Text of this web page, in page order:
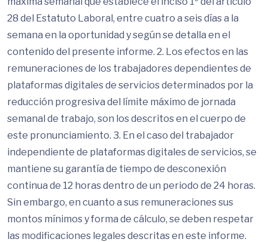
28 del Estatuto Laboral, entre cuatro a seis días a la
semana en la oportunidad y según se detalla en el
contenido del presente informe. 2. Los efectos en las
remuneraciones de los trabajadores dependientes de
plataformas digitales de servicios determinados por la
reducción progresiva del límite máximo de jornada
semanal de trabajo, son los descritos en el cuerpo de
este pronunciamiento. 3. En el caso del trabajador
independiente de plataformas digitales de servicios, se
mantiene su garantía de tiempo de desconexión
continua de 12 horas dentro de un periodo de 24 horas.
Sin embargo, en cuanto a sus remuneraciones sus
montos mínimos y forma de cálculo, se deben respetar
las modificaciones legales descritas en este informe.